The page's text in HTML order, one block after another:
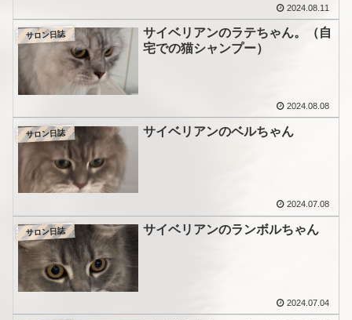
2024.08.11
サロン日誌
サイベリアンのラテちゃん。（自
宅での猫シャンプー）
2024.08.08
サロン日誌 サイベリアンのベルちゃん
2024.07.08
サロン日誌 サイベリアンのランボルちゃん
2024.07.04